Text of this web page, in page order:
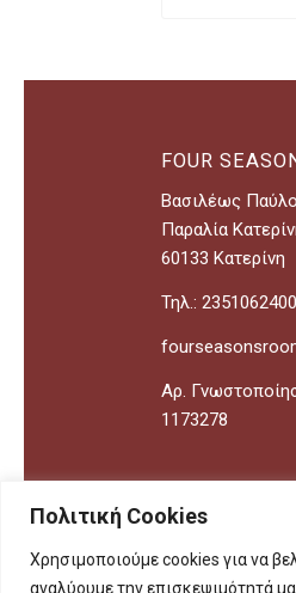
Πολιτική Cookies
Χρησιμοποιούμε cookies για να
αναλύουμε την επισκεψιμότητά
FOUR
Βασιλέως
Παραλία
60133 Κατερίνη
Τηλ.: 2351062400
Αρ.
1173278
Copyright 2023